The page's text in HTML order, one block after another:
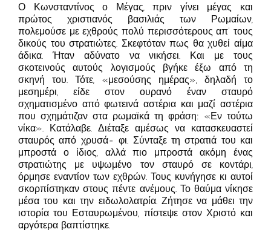
Ο Κωνσταντίνος ο Μέγας, πριν γίνει μέγας και
πρώτος χριστιανός βασιλιάς των Ρωμαίων,
πολεμούσε με εχθρούς πολύ περισσότερους απ’ τους
δικούς του στρατιώτες. Σκεφτόταν πως θα χυθεί αίμα
άδικα. Ήταν αδύνατο να νικήσει. Και με τους
σκοτεινούς αυτούς λογισμούς βγήκε έξω από τη
σκηνή του. Τότε, «μεσούσης ημέρας», δηλαδή το
μεσημέρι, είδε στον ουρανό έναν σταυρό
σχηματισμένο από φωτεινά αστέρια και μαζί αστέρια
που σχημάτιζαν στα ρωμαϊκά τη φράση: «Εν τούτω
νίκα». Κατάλαβε. Διέταξε αμέσως να κατασκευαστεί
σταυρός από χρυσά- φι. Σύνταξε τη στρατιά του και
μπροστά ο ίδιος, αλλά πιο μπροστά ακόμη ένας
στρατιώτης με υψωμένο τον σταυρό σε κοντάρι,
όρμησε εναντίον των εχθρών. Τους κυνήγησε κι αυτοί
σκορπίστηκαν στους πέντε ανέμους. Το θαύμα νίκησε
μέσα του και την ειδωλολατρία. Ζήτησε να μάθει την
ιστορία του Εσταυρωμένου, πίστεψε στον Χριστό και
αργότερα βαπτίστηκε.